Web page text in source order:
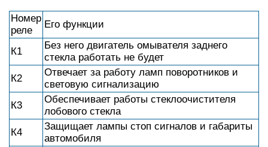
Номер
реле
Его функции
К1
Без него двигатель омывателя заднего
стекла работать не будет
К2
Отвечает за работу ламп поворотников и
световую сигнализацию
К3
Обеспечивает работы стеклоочистителя
лобового стекла
К4
Защищает лампы стоп сигналов и габариты
автомобиля